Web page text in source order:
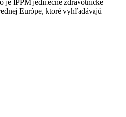
je IPPM jedinečné zdravotnícke
Európe, ktoré vyhľadávajú